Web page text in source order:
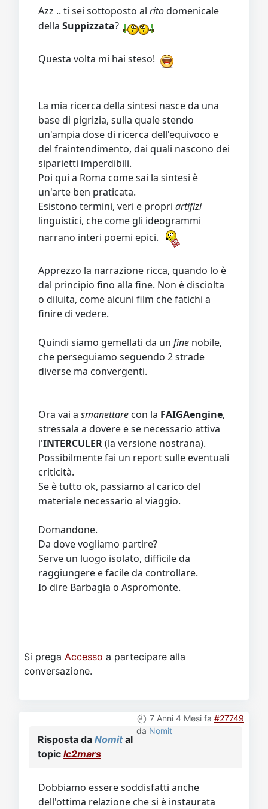
Azz .. ti sei sottoposto al ritodomenicale
della Suppizzata?
Questa volta mi hai steso!
La mia ricerca della sintesi nasce da una
base di pigrizia, sulla quale stendo
un'ampia dose di ricerca dell'equivoco e
del fraintendimento, dai quali nascono dei
siparietti imperdibili.
Poi qui a Roma come sai la sintesi è
un'arte ben praticata.
Esistono termini, veri e propri artifizi
linguistici, che come gli ideogrammi
narrano interi poemi epici.
Apprezzo la narrazione ricca, quando lo è
dal principio fino alla fine. Non è disciolta
o diluita, come alcuni film che fatichi a
finire di vedere.
Quindi siamo gemellati da un fine nobile,
che perseguiamo seguendo 2 strade
diverse ma convergenti.
Ora vai a smanettare con la FAIGAengine,
stressala a dovere e se necessario attiva
l'INTERCULER(la versione nostrana).
Possibilmente fai un report sulle eventuali
criticità.
Se è tutto ok, passiamo al carico del
materiale necessario al viaggio.
Domandone.
Da dove vogliamo partire?
Serve un luogo isolato, difficile da
raggiungere e facile da controllare.
Io dire Barbagia o Aspromonte.
Si prega Accesso a partecipare alla
conversazione.
7 Anni 4 Mesi fa #27749
da Nomit
Risposta da Nomital
topic lc2mars
Dobbiamo essere soddisfatti anche
dell'ottima relazione che si è instaurata